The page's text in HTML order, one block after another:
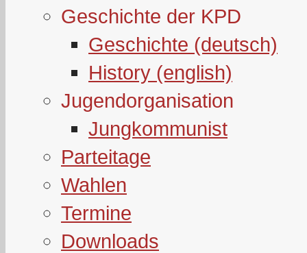
Geschichte der KPD
Geschichte (deutsch)
History (english)
Jugendorganisation
Jungkommunist
Parteitage
Wahlen
Termine
Downloads